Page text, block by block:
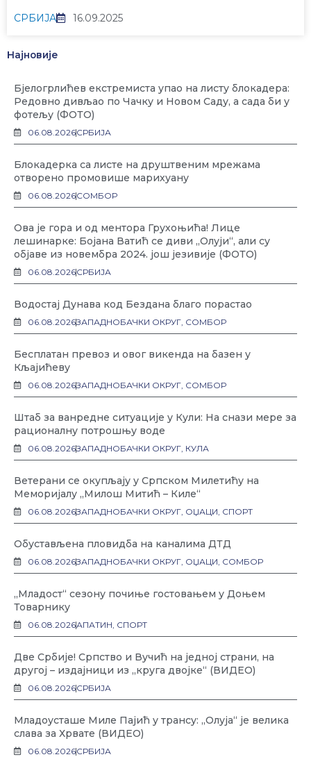
СРБИЈА 16.09.2025
Најновије
Бјелогрлићев екстремиста упао на листу блокадера:
Редовно дивљао по Чачку и Новом Саду, а сада би у
фотељу (ФОТО)
06.08.2026СРБИЈА
Блокадерка са листе на друштвеним мрежама
отворено промовише марихуану
06.08.2026СОМБОР
Ова је гора и од ментора Грухоњића! Лице
лешинарке: Бојана Ватић се диви „Олуји“, али су
објаве из новембра 2024. још језивије (ФОТО)
06.08.2026СРБИЈА
Водостај Дунава код Бездана благо порастао
06.08.2026ЗАПАДНОБАЧКИ ОКРУГ, СОМБОР
Бесплатан превоз и овог викенда на базен у
Кљајићеву
06.08.2026ЗАПАДНОБАЧКИ ОКРУГ, СОМБОР
Штаб за ванредне ситуације у Кули: На снази мере за
рационалну потрошњу воде
06.08.2026ЗАПАДНОБАЧКИ ОКРУГ, КУЛА
Ветерани се окупљају у Српском Милетићу на
Меморијалу „Милош Митић – Киле“
06.08.2026ЗАПАДНОБАЧКИ ОКРУГ, ОЏАЦИ, СПОРТ
Обустављена пловидба на каналима ДТД
06.08.2026ЗАПАДНОБАЧКИ ОКРУГ, ОЏАЦИ, СОМБОР
„Младост“ сезону почиње гостовањем у Доњем
Товарнику
06.08.2026АПАТИН, СПОРТ
Две Србије! Српство и Вучић на једној страни, на
другој – издајници из „круга двојке“ (ВИДЕО)
06.08.2026СРБИЈА
Младоусташе Миле Пајић у трансу: „Олуја“ је велика
слава за Хрвате (ВИДЕО)
06.08.2026СРБИЈА